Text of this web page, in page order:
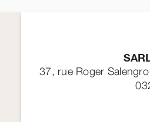
37, rue Roger